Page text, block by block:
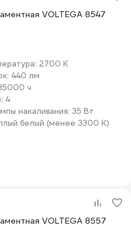
VOLTEGA 8547
2700 К
440 лм
ч
4
накаливания: 35 Вт
белый (менее 3300 К)
VOLTEGA 8557